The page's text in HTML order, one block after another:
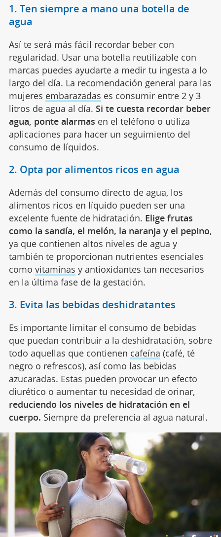
1. Ten siempre a mano una botella de
agua
Así te será más fácil recordar beber con
regularidad. Usar una botella reutilizable con
marcas puedes ayudarte a medir tu ingesta a lo
largo del día. La recomendación general para las
mujeres embarazadas es consumir entre 2 y 3
litros de agua al día. Si te cuesta recordar beber
agua, ponte alarmas en el teléfono o utiliza
aplicaciones para hacer un seguimiento del
consumo de líquidos.
2. Opta por alimentos ricos en agua
Además del consumo directo de agua, los
alimentos ricos en líquido pueden ser una
excelente fuente de hidratación. Elige frutas
como la sandía, el melón, la naranja y el pepino,
ya que contienen altos niveles de agua y
también te proporcionan nutrientes esenciales
como vitaminas y antioxidantes tan necesarios
en la última fase de la gestación.
3. Evita las bebidas deshidratantes
Es importante limitar el consumo de bebidas
que puedan contribuir a la deshidratación, sobre
todo aquellas que contienen cafeína (café, té
negro o refrescos), así como las bebidas
azucaradas. Estas pueden provocar un efecto
diurético o aumentar tu necesidad de orinar,
reduciendo los niveles de hidratación en el
cuerpo. Siempre da preferencia al agua natural.